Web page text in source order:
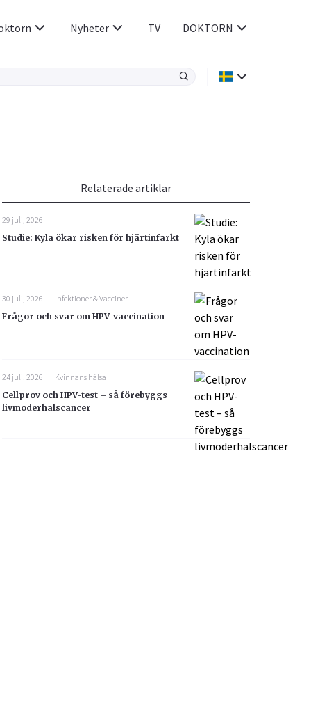
Rökavvänjning
Rörelseapparaten
Sex & Samliv
Sömn & Stress
Nyheter TV DOKTORN
Relaterade artiklar
29 juli, 2026
Studie: Kyla ökar risken för hjärtinfarkt
30 juli, 2026
Infektioner & Vacciner
Frågor och svar om HPV-vaccination
24 juli, 2026
Kvinnans hälsa
Cellprov och HPV-test – så förebyggs
livmoderhalscancer